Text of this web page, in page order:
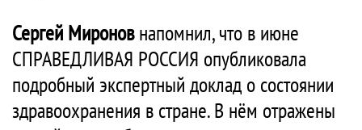
Сергей Мироновнапомнил, что в июне
СПРАВЕДЛИВАЯ РОССИЯ опубликовала
подробный экспертный доклад о состоянии
здравоохранения в стране. В нём отражены